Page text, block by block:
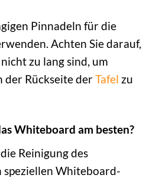
Pinnadeln für die
Achten Sie darauf,
zu lang sind, um
der Rückseite derTafel zu
Whiteboard am besten?
Reinigung des
Whiteboard-